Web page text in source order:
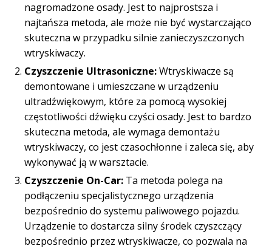
nagromadzone osady. Jest to najprostsza i
najtańsza metoda, ale może nie być wystarczająco
skuteczna w przypadku silnie zanieczyszczonych
wtryskiwaczy.
Czyszczenie Ultrasoniczne:Wtryskiwacze są
demontowane i umieszczane w urządzeniu
ultradźwiękowym, które za pomocą wysokiej
częstotliwości dźwięku czyści osady. Jest to bardzo
skuteczna metoda, ale wymaga demontażu
wtryskiwaczy, co jest czasochłonne i zaleca się, aby
wykonywać ją w warsztacie.
Czyszczenie On-Car: Ta metoda polega na
podłączeniu specjalistycznego urządzenia
bezpośrednio do systemu paliwowego pojazdu.
Urządzenie to dostarcza silny środek czyszczący
bezpośrednio przez wtryskiwacze, co pozwala na